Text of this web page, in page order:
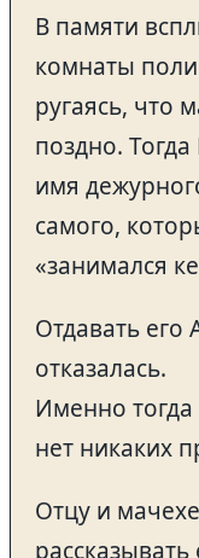
В памяти
комнаты
ругаясь, что
поздно.
имя
самого,
«занимался
Отдавать его
отказалась.
Именно тогда
нет никаких
Отцу и